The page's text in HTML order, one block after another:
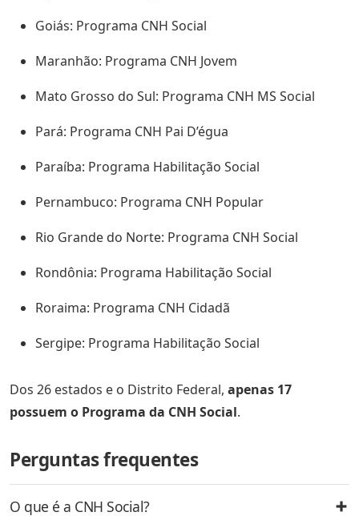
Goiás: Programa CNH Social
Maranhão: Programa CNH Jovem
Mato Grosso do Sul: Programa CNH MS Social
Pará: Programa CNH Pai D’égua
Paraíba: Programa Habilitação Social
Pernambuco: Programa CNH Popular
Rio Grande do Norte: Programa CNH Social
Rondônia: Programa Habilitação Social
Roraima: Programa CNH Cidadã
Sergipe: Programa Habilitação Social
Dos 26 estados e o Distrito Federal, apenas 17
possuem o Programa da CNH Social.
Perguntas frequentes
O que é a CNH Social?